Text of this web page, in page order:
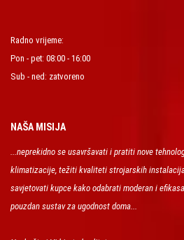
Radno vrijeme:
Pon - pet: 08:00 - 16:00
Sub - ned: zatvoreno
NAŠA MISIJA
...neprekidno se usavršavati i pratiti nove
klimatizacije, težiti kvaliteti strojarskih
savjetovati kupce kako odabrati moderan i
pouzdan sustav za ugodnost doma...